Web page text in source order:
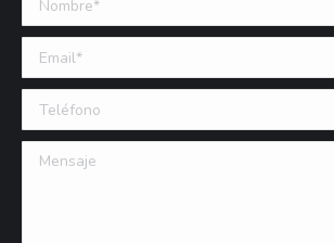
Email (requerido)
Teléfono
Mensaje